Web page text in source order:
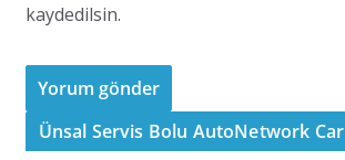
kaydedilsin.
Ünsal Servis Bolu AutoNetwork Car